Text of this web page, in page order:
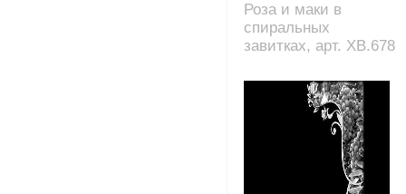
Роза и маки в
спиральных
завитках, арт. XB.678